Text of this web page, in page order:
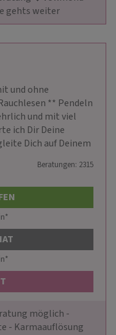
gehts weiter
und ohne
** Pendeln
und mit viel
ich Dir Deine
Dich auf Deinem
Beratungen: 2315
*
*
möglich -
- Karmaauflösung